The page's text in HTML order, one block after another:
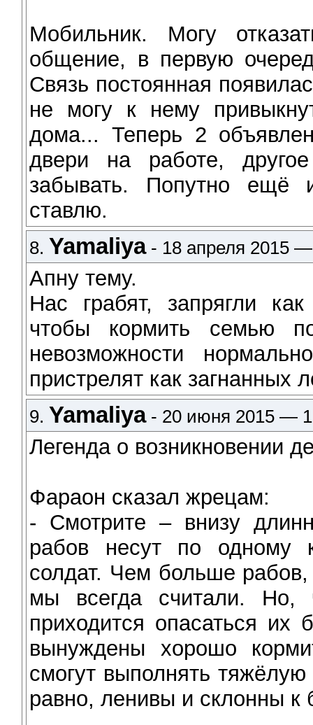
Мобильник. Могу
общение, в первую
Связь постоянная
не могу к нему
дома... Теперь 2
двери на работе,
забывать. Попутно ещё
ставлю.
8. Yamaliya- 18 апреля 2015
Апну тему.
Нас грабят, запрягли
чтобы кормить семью
невозможности
пристрелят как загнанных
9. Yamaliya- 20 июня 2015 —
Легенда о возникновении
Фараон сказал жрецам:
- Смотрите – внизу
рабов несут по одному
солдат. Чем больше
мы всегда считали.
приходится опасаться
вынуждены хорошо
смогут выполнять
равно, ленивы и склонны к